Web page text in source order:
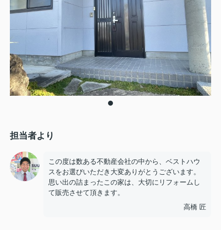
担当者より
この度は数ある不動産会社の中から、ベストハウ
スをお選びいただき大変ありがとうございます。
思い出の詰まったこの家は、大切にリフォームし
て販売させて頂きます。
高橋 匠